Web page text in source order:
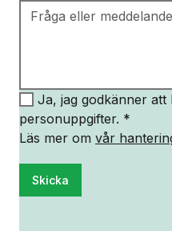
Ja, jag godkänner att
personuppgifter. *
Läs mer om vår
Skicka